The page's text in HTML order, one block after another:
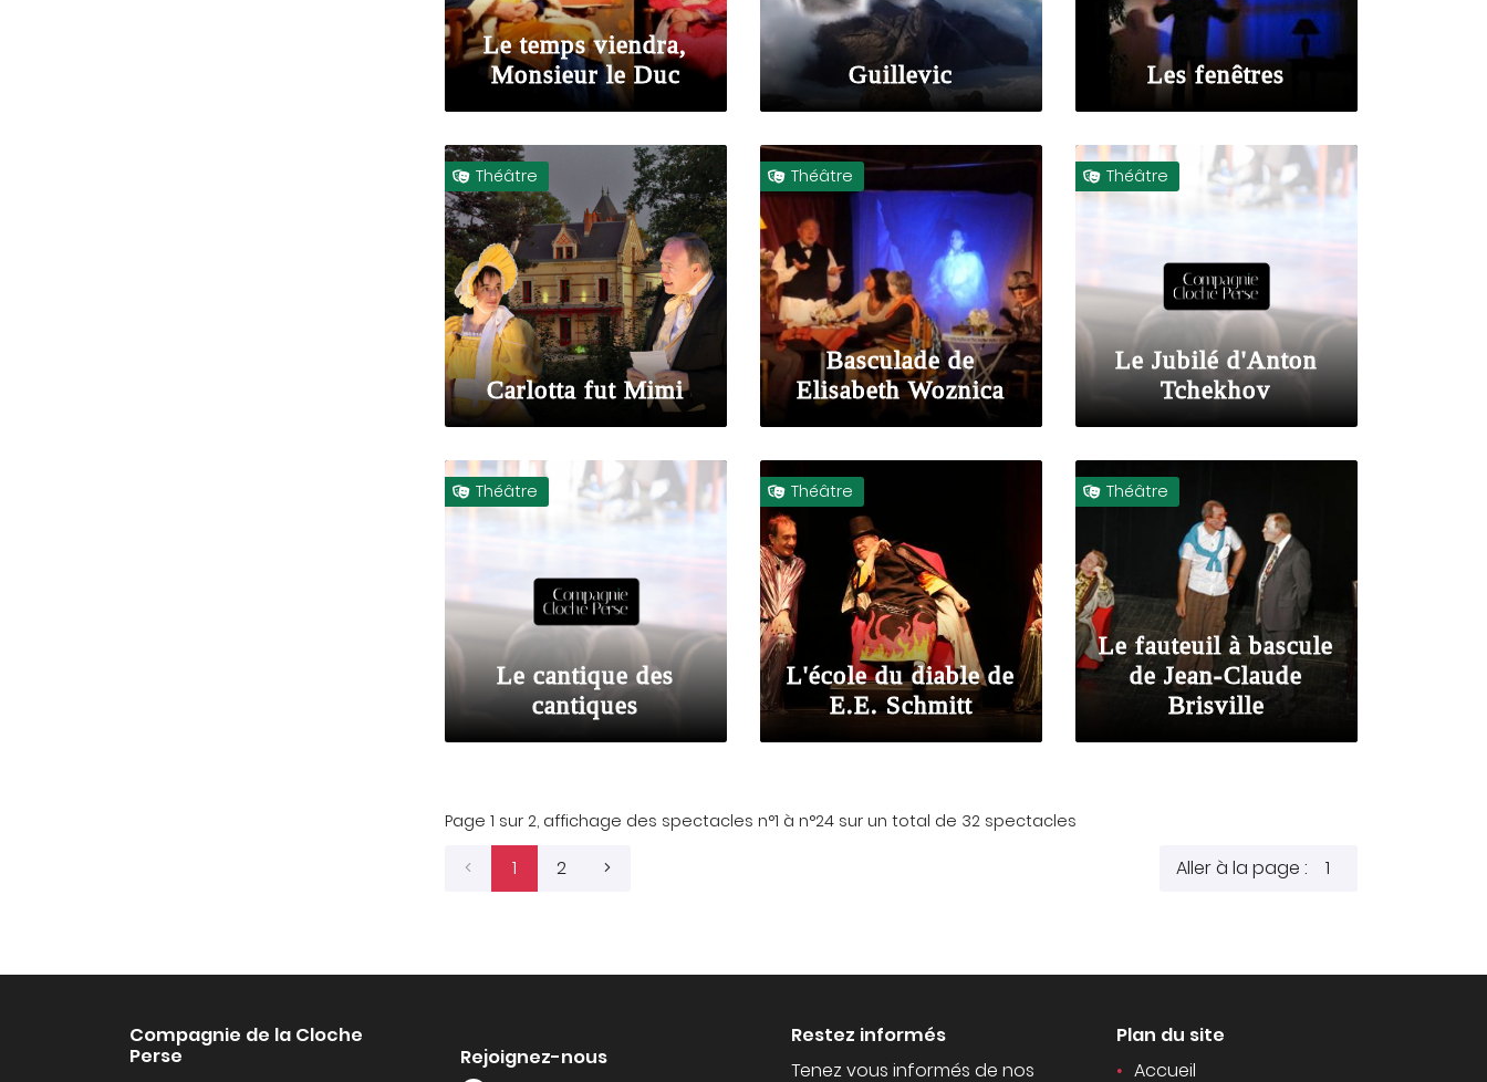
Le temps viendra,
Monsieur le Duc
Guillevic Les fenêtres
 Théâtre
Carlotta fut Mimi
 Théâtre
Basculade de
Elisabeth Woznica
 Théâtre
Le Jubilé d'Anton
Tchekhov
 Théâtre
Le cantique des
cantiques
 Théâtre
L'école du diable de
E.E. Schmitt
 Théâtre
Le fauteuil à bascule
de Jean-Claude
Brisville
Page 1 sur 2, affichage des spectacles n°1 à n°24 sur un total de 32 spectacles
1 2 Aller à la page :
Compagnie de la Cloche
Perse
Rejoignez-nous
Restez informés
Tenez vous informés de nos
Plan du site
Accueil